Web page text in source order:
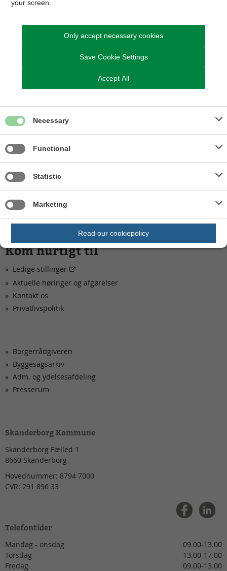
Kontakt Sundhed, Omsorg og Handicap
Send Digital Post til Sundhed, Omsorg og Handicap
Tlf. 8794 7850
Telefontid
Mandag, tirsdag og onsdag: kl. 09.00 - 13.00
Torsdag: kl. 13.00 - 17.00
Fredag: kl. 09.00 - 13.00
OBS:
Kl. 11.00-12.00: mindre risiko for telefonkø
Kom hurtigt til
Ledige stillinger
Aktuelle høringer og afgørelser
Kontakt os
Privatlivspolitik
Borgerrådgiveren
Byggesagsarkiv
Adm. og ydelsesafdeling
Presserum
Skanderborg Kommune
Skanderborg Fælled 1
8660 Skanderborg
Hovednummer: 8794 7000
CVR: 291 896 33
Telefontider
Mandag - onsdag
09.00-13.00
Torsdag
13.00-17.00
Fredag
09.00-13.00
your screen.
Only accept necessary cookies
Save Cookie Settings
Accept All
Necessary
Functional
Statistic
Marketing
Read our cookiepolicy